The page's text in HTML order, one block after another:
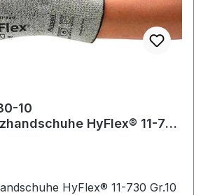
10
HyFlex® 11-730
HyFlex® 11-730 Gr.10